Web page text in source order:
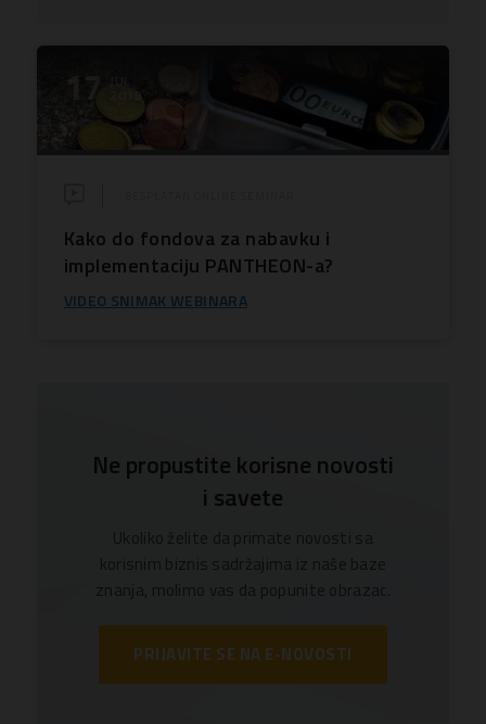
2019
Kako do fondova za nabavku i
implementaciju PANTHEON-a?
VIDEO SNIMAK WEBINARA
Ne propustite korisne novosti
i savete
znanja, molimo vas da popunite obrazac.
PRIJAVITE SE NA E-NOVOSTI